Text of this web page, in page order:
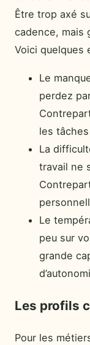
Être trop axé
cadence, mais
Voici quelques
Le
perdez
les
La
travail ne
Le
peu sur
grande
Les profils
Pour les